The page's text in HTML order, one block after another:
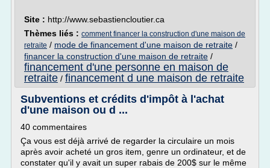
Site : http://www.sebastiencloutier.ca
Thèmes liés : comment financer la construction d'une maison de
retraite / mode de financement d'une maison de retraite /
financer la construction d'une maison de retraite /
financement d'une personne en maison de
retraite / financement d une maison de retraite
Subventions et crédits d'impôt à l'achat
d'une maison ou d ...
40 commentaires
Ça vous est déjà arrivé de regarder la circulaire un mois
après avoir acheté un gros item, genre un ordinateur, et de
constater qu'il y avait un super rabais de 200$ sur le même